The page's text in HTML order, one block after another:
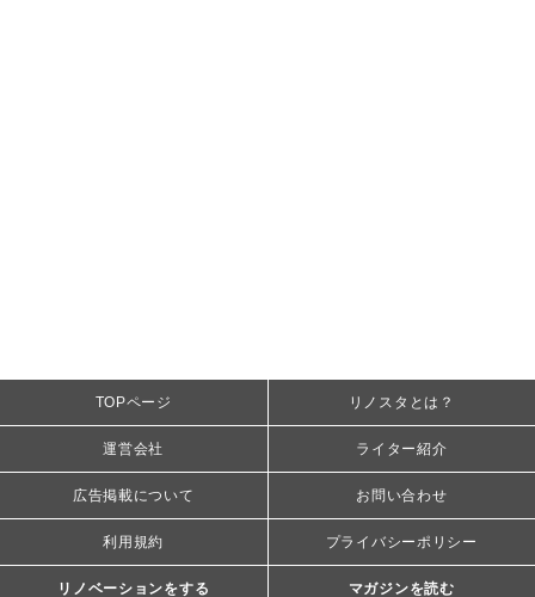
TOPページ リノスタとは？
運営会社 ライター紹介
広告掲載について お問い合わせ
利用規約 プライバシーポリシー
リノベーションをする マガジンを読む